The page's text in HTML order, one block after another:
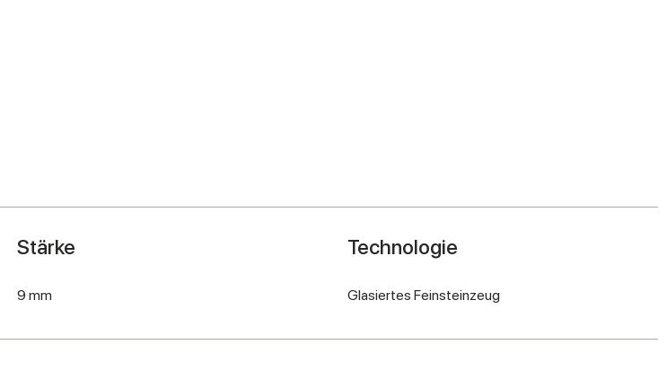
Stärke
9 mm
Technologie
Glasiertes Feinsteinzeug